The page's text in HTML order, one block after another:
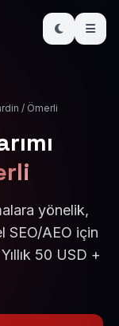
/ Ömerli
yönelik,
SEO/AEO için
50 USD +